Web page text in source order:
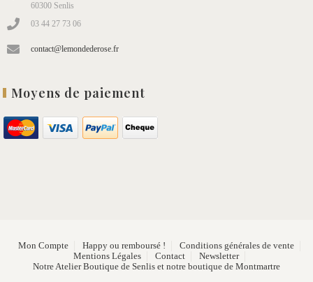
60300 Senlis
03 44 27 73 06
contact@lemondederose.fr
Moyens de paiement
Mon Compte Happy ou remboursé !
Conditions générales de vente
Mentions Légales
Contact
Newsletter
Notre Atelier Boutique de Senlis et notre boutique de Montmartre